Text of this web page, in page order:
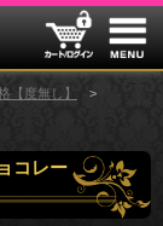
【度無し】
コレー